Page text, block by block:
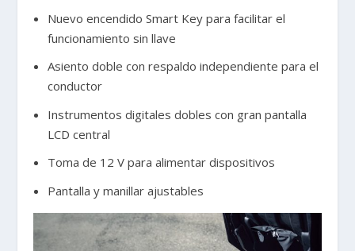
Nuevo encendido Smart Key para facilitar el
funcionamiento sin llave
Asiento doble con respaldo independiente para el
conductor
Instrumentos digitales dobles con gran pantalla
LCD central
Toma de 12 V para alimentar dispositivos
Pantalla y manillar ajustables